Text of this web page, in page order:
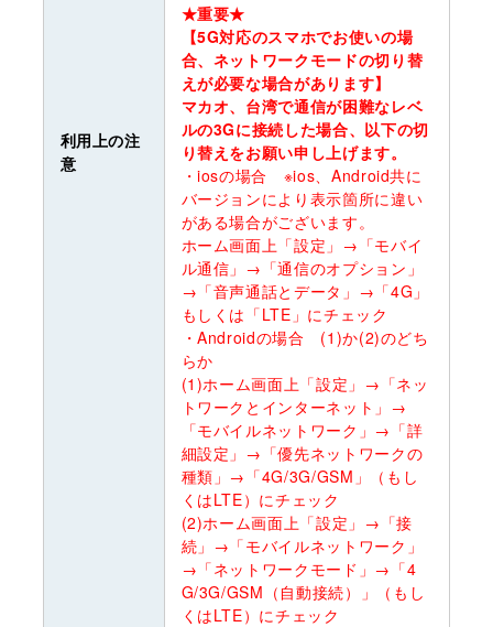
利用上の注
意
★重要★
【5G対応のスマホでお使いの場
合、ネットワークモードの切り替
えが必要な場合があります】
マカオ、台湾で通信が困難なレベ
ルの3Gに接続した場合、以下の切
り替えをお願い申し上げます。
・iosの場合 ※ios、Android共に
バージョンにより表示箇所に違い
がある場合がございます。
ホーム画面上「設定」→「モバイ
ル通信」→「通信のオプション」
→「音声通話とデータ」→「4G」
もしくは「LTE」にチェック
・Androidの場合 (1)か(2)のどち
らか
(1)ホーム画面上「設定」→「ネッ
トワークとインターネット」→
「モバイルネットワーク」→「詳
細設定」→「優先ネットワークの
種類」→「4G/3G/GSM」（もし
くはLTE）にチェック
(2)ホーム画面上「設定」→「接
続」→「モバイルネットワーク」
→「ネットワークモード」→「4
G/3G/GSM（自動接続）」（もし
くはLTE）にチェック